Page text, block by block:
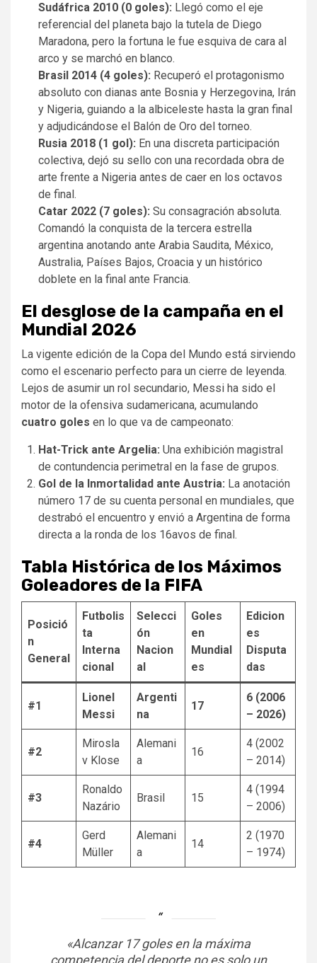
Sudáfrica 2010 (0 goles): Llegó como el eje
referencial del planeta bajo la tutela de Diego
Maradona, pero la fortuna le fue esquiva de cara al
arco y se marchó en blanco.
Brasil 2014 (4 goles): Recuperó el protagonismo
absoluto con dianas ante Bosnia y Herzegovina, Irán
y Nigeria, guiando a la albiceleste hasta la gran final
y adjudicándose el Balón de Oro del torneo.
Rusia 2018 (1 gol): En una discreta participación
colectiva, dejó su sello con una recordada obra de
arte frente a Nigeria antes de caer en los octavos
de final.
Catar 2022 (7 goles): Su consagración absoluta.
Comandó la conquista de la tercera estrella
argentina anotando ante Arabia Saudita, México,
Australia, Países Bajos, Croacia y un histórico
doblete en la final ante Francia.
El desglose de la campaña en el
Mundial 2026
La vigente edición de la Copa del Mundo está sirviendo
como el escenario perfecto para un cierre de leyenda.
Lejos de asumir un rol secundario, Messi ha sido el
motor de la ofensiva sudamericana, acumulando
cuatro goles en lo que va de campeonato:
Hat-Trick ante Argelia: Una exhibición magistral
de contundencia perimetral en la fase de grupos.
Gol de la Inmortalidad ante Austria: La anotación
número 17 de su cuenta personal en mundiales, que
destrabó el encuentro y envió a Argentina de forma
directa a la ronda de los 16avos de final.
Tabla Histórica de los Máximos
Goleadores de la FIFA
Posició
n
General
Futbolis
ta
Interna
cional
Selecci
ón
Nacion
al
Goles
en
Mundial
es
Edicion
es
Disputa
das
#1
Lionel
Messi
Argenti
na
17
6 (2006
– 2026)
#2
Mirosla
v Klose
Alemani
a
16
4 (2002
– 2014)
#3
Ronaldo
Nazário
Brasil 15
4 (1994
– 2006)
#4
Gerd
Müller
Alemani
a
14
2 (1970
– 1974)
«Alcanzar 17 goles en la máxima
competencia del deporte no es solo un